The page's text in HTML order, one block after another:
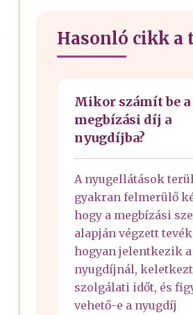
Hasonló cikk a
Mikor számít be a
megbízási díj a
nyugdíjba?
A nyugellátások
gyakran felmerülő
hogy a megbízási
alapján végzett
hogyan jelentkezik a
nyugdíjnál,
szolgálati időt, és
vehető-e a nyugdíj